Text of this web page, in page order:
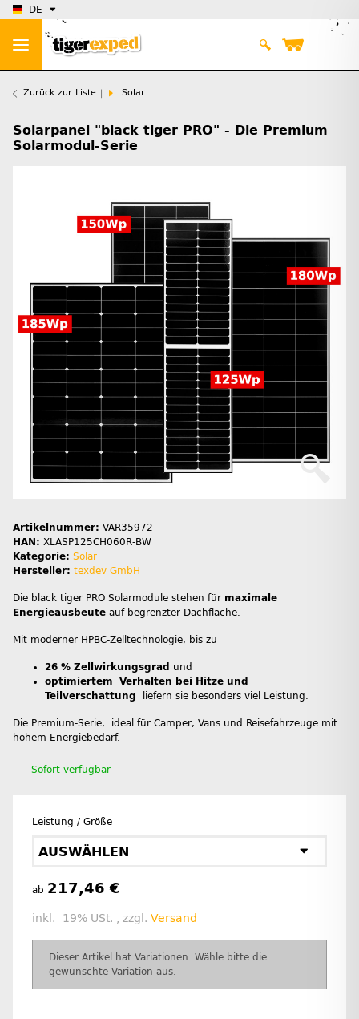
DE
Zurück zur Liste Solar
Solarpanel "black tiger PRO" - Die Premium
Solarmodul-Serie
Artikelnummer: VAR35972
HAN: XLASP125CH060R-BW
Kategorie: Solar
Hersteller: texdev GmbH
Die black tiger PRO Solarmodule stehen für maximale
Energieausbeute auf begrenzter Dachfläche.
Mit moderner HPBC-Zelltechnologie, bis zu
26 % Zellwirkungsgrad und
optimiertem Verhalten bei Hitze und
Teilverschattung
liefern sie besonders viel Leistung.
Die Premium-Serie, ideal für Camper, Vans und Reisefahrzeuge mit
hohem Energiebedarf.
Sofort verfügbar
Leistung / Größe
AUSWÄHLEN
ab 217,46 €
inkl. 19% USt. , zzgl. Versand
xDieser Artikel hat Variationen. Wähle bitte die
gewünschte Variation aus.